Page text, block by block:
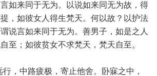
如来同于无为。以说如来同无为故，得
，如彼女人得生梵天。何以故？以护法
说言如来同于无为。善男子，如是之人
至；如彼贫女不求梵天，梵天自至。
行，中路疲极，寄止他舍。卧寐之中，